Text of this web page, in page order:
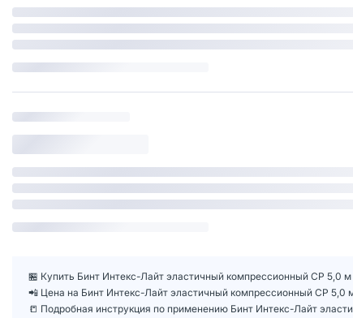
🏪 Купить Бинт Интекс-Лайт эластичный компрессионный СР 5,0
📲 Цена на Бинт Интекс-Лайт эластичный компрессионный СР
📒 Подробная инструкция по применению Бинт Интекс-Лайт